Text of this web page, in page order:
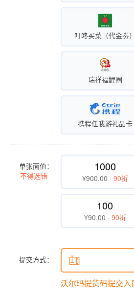
叮咚买菜（代金劵）
瑞祥福鲤圈
携程任我游礼品卡
单张面值：
不得选错
1000
¥900.00 · 90折
100
¥90.00 · 90折
提交方式： 
沃尔玛提货码提交